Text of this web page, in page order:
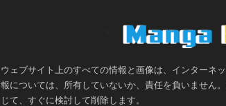
ウェブサイト上のすべての情報と画像は、インターネ
報については、所有していないか、責任を負いません
じて、すぐに検討して削除します。